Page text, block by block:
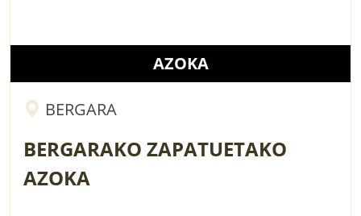
AZOKA
BERGARA
BERGARAKO ZAPATUETAKO
AZOKA